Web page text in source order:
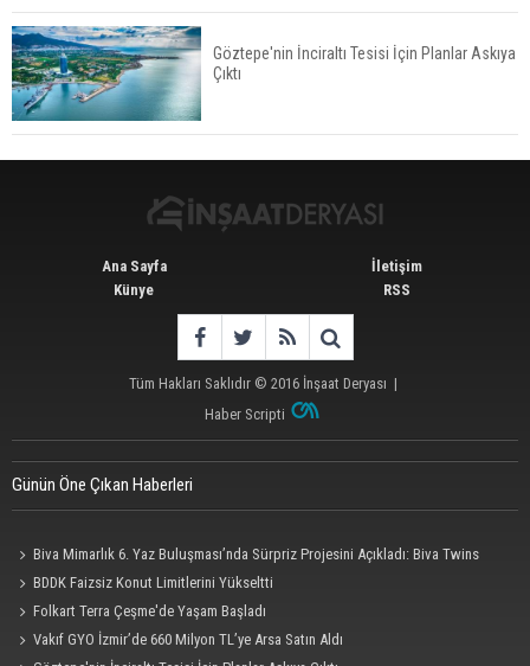
Konut Satışları Güçlü Seyrini Korudu Yabancıya
Satış Geriledi
Göztepe'nin İnciraltı Tesisi İçin Planlar Askıya
Çıktı
Ana Sayfa
Künye
İletişim
RSS
Tüm Hakları Saklıdır © 2016 İnşaat Deryası |
Haber Scripti
Günün Öne Çıkan Haberleri
Biva Mimarlık 6. Yaz Buluşması’nda Sürpriz Projesini Açıkladı: Biva Twins
BDDK Faizsiz Konut Limitlerini Yükseltti
Folkart Terra Çeşme'de Yaşam Başladı
Vakıf GYO İzmir’de 660 Milyon TL’ye Arsa Satın Aldı